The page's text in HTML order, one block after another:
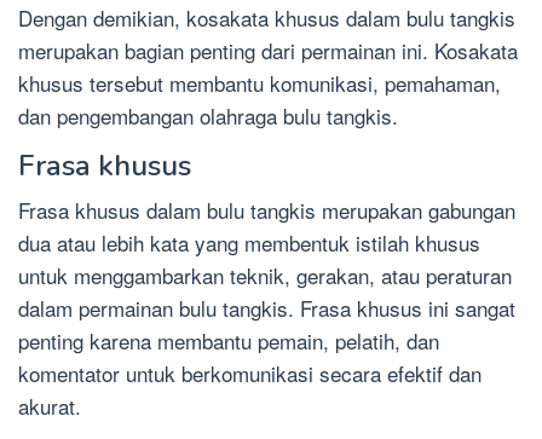
Dengan demikian, kosakata khusus dalam bulu tangkis
merupakan bagian penting dari permainan ini. Kosakata
khusus tersebut membantu komunikasi, pemahaman,
dan pengembangan olahraga bulu tangkis.
Frasa khusus
Frasa khusus dalam bulu tangkis merupakan gabungan
dua atau lebih kata yang membentuk istilah khusus
untuk menggambarkan teknik, gerakan, atau peraturan
dalam permainan bulu tangkis. Frasa khusus ini sangat
penting karena membantu pemain, pelatih, dan
komentator untuk berkomunikasi secara efektif dan
akurat.